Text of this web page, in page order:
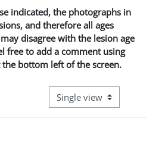
indicated, the photographs in
and therefore all ages
disagree with the lesion age
free to add a comment using
bottom left of the screen.
View mode tertiary